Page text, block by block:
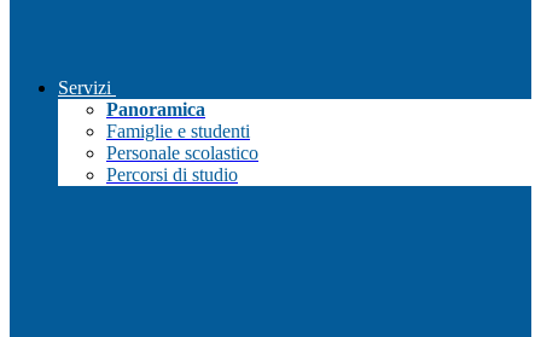
Servizi
Panoramica
Famiglie e studenti
Personale scolastico
Percorsi di studio